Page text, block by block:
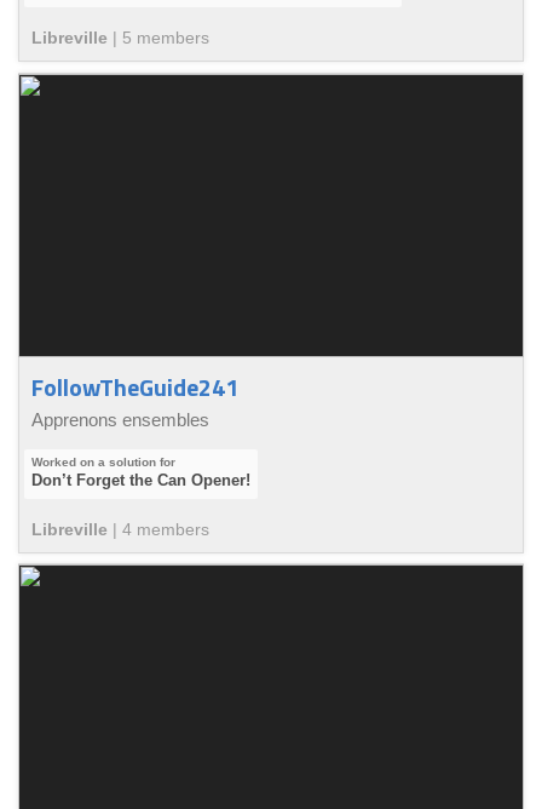
Libreville | 5 members
FollowTheGuide241
Apprenons ensembles
Don’t Forget the Can Opener!
Libreville | 4 members